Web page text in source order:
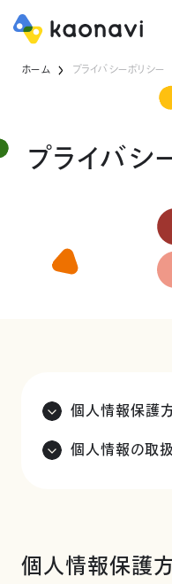
ホーム プライバシーポリシー
プライバシ
個人情報保護
個人情報の取
個人情報保護